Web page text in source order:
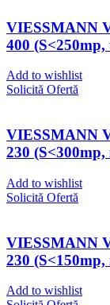
VIESSMANN
400
Add to wishlist
Solicită Ofertă
VIESSMANN
230
Add to wishlist
Solicită Ofertă
VIESSMANN
230
Add to wishlist